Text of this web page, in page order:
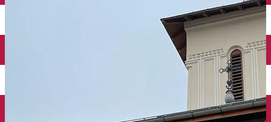
Încărcare vehicule electrice